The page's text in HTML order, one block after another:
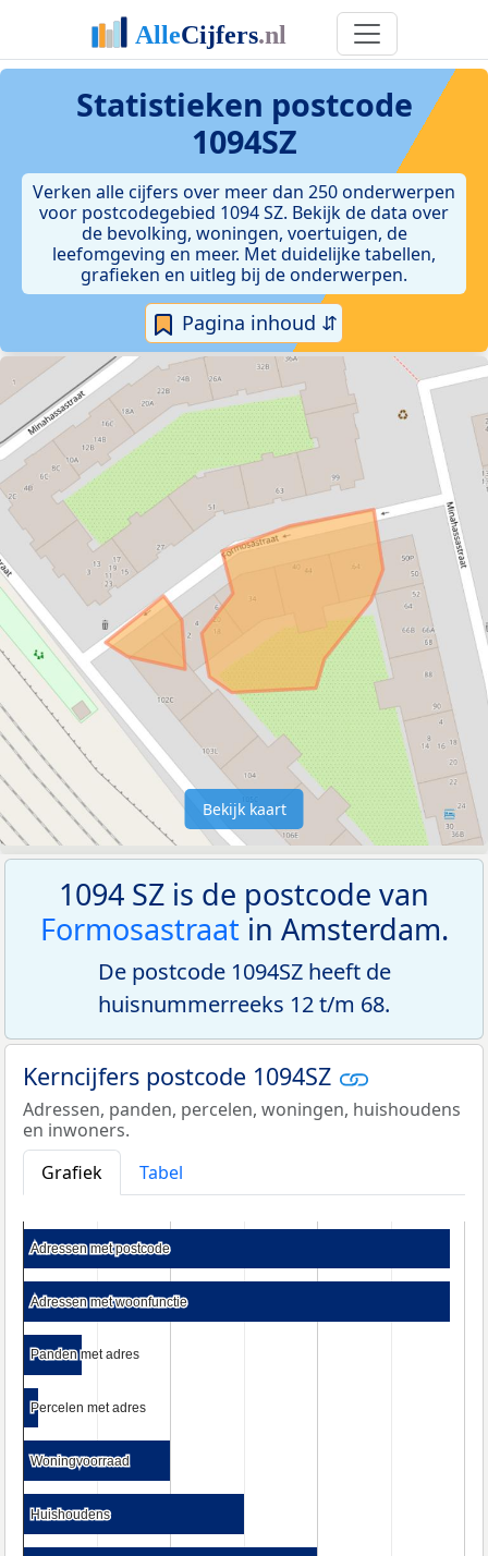
Statistieken postcode
1094SZ
Verken alle cijfers over meer dan 250 onderwerpen
voor postcodegebied 1094 SZ. Bekijk de data over
de bevolking, woningen, voertuigen, de
leefomgeving en meer. Met duidelijke tabellen,
grafieken en uitleg bij de onderwerpen.
Pagina inhoud ⇵
Bekijk kaart
1094 SZ is de postcode van
Formosastraatin Amsterdam.
De postcode 1094SZ heeft de
huisnummerreeks 12 t/m 68.
Kerncijfers postcode 1094SZ
Adressen, panden, percelen, woningen, huishoudens
en inwoners.
Grafiek
Tabel
Adressen met postcode
Adressen met postcode
Adressen met woonfunctie
Adressen met woonfunctie
Panden met adres
Panden met adres
Percelen met adres
Percelen met adres
Woningvoorraad
Woningvoorraad
Huishoudens
Huishoudens